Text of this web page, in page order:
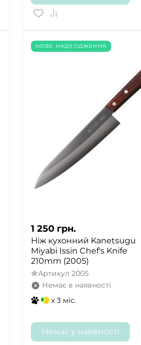
НОВЕ НАДХОДЖЕННЯ
1 250 грн.
Ніж кухонний Kanetsugu
Miyabi Issin Chef's Knife
210mm (2005)
Артикул 2005
Немає в наявності
x 3 міс.
Немає у наявності